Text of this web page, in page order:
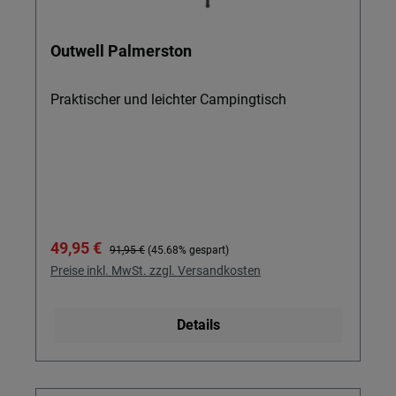
Outwell Palmerston
Praktischer und leichter Campingtisch
Verkaufspreis:
49,95 € Regulärer Preis:
91,95 € (45.68% gespart)
Preise inkl. MwSt. zzgl. Versandkosten
Details